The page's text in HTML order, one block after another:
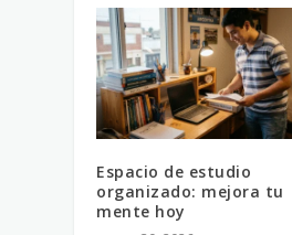
Espacio de estudio
organizado: mejora tu
mente hoy